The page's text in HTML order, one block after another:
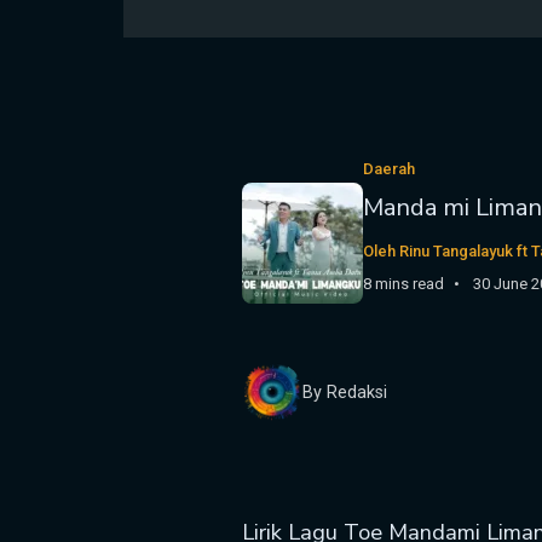
Daerah
Manda mi
Oleh Rinu Tangalayuk ft
8 mins read
30 June
By Redaksi
Lirik Lagu Toe Mandami